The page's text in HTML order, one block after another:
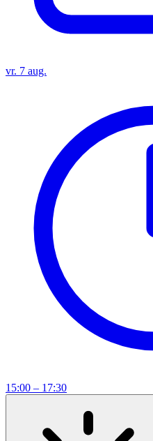
vr. 7 aug.
15:00 – 17:30